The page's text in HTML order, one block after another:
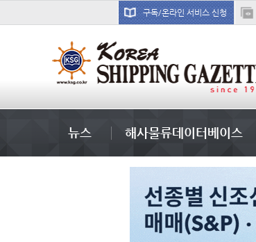
구독/온라인 서비스 신청
미중 냉동 미
뉴스 해사물류데이터베이스